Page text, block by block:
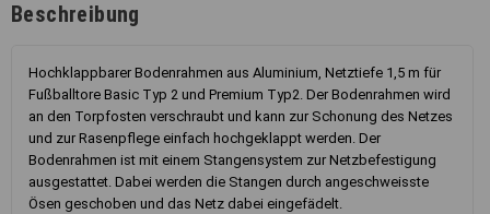
Beschreibung
Hochklappbarer Bodenrahmen aus Aluminium, Netztiefe 1,5 m für
Fußballtore Basic Typ 2 und Premium Typ2. Der Bodenrahmen wird
an den Torpfosten verschraubt und kann zur Schonung des Netzes
und zur Rasenpflege einfach hochgeklappt werden. Der
Bodenrahmen ist mit einem Stangensystem zur Netzbefestigung
ausgestattet. Dabei werden die Stangen durch angeschweisste
Ösen geschoben und das Netz dabei eingefädelt.